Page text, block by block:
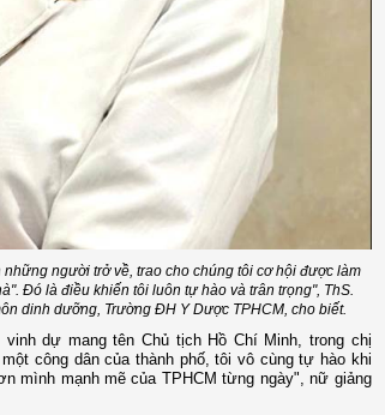
người trở về, trao cho chúng tôi cơ hội được làm
Đó là điều khiến tôi luôn tự hào và trân trọng", ThS.
dinh dưỡng, Trường ĐH Y Dược TPHCM, cho biết.
dự mang tên Chủ tịch Hồ Chí Minh, trong chị
công dân của thành phố, tôi vô cùng tự hào khi
mình mạnh mẽ của TPHCM từng ngày", nữ giảng